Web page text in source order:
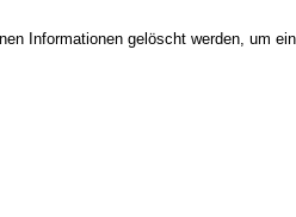
Informationen gelöscht werden, um